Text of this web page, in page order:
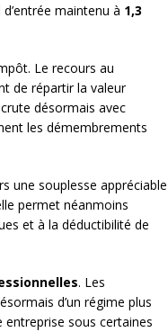
maintenu à 1,3
Le recours au
de répartir la valeur
désormais avec
les démembrements
une souplesse appréciable
permet néanmoins
et à la déductibilité de
. Les
d’un régime plus
entreprise sous certaines